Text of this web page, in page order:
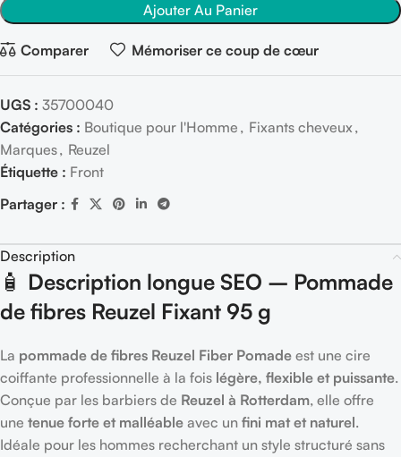
Ajouter Au Panier
Comparer Mémoriser ce coup de cœur
UGS : 35700040
Catégories : Boutique pour l'Homme , Fixants cheveux,
Marques, Reuzel
Étiquette : Front
Partager :
Description
🧴 Description longue SEO – Pommade
de fibres Reuzel Fixant 95 g
La pommade de fibres Reuzel Fiber Pomade est une cire
coiffante professionnelle à la fois légère, flexible et puissante.
Conçue par les barbiers de Reuzel à Rotterdam, elle offre
une tenue forte et malléable avec un fini mat et naturel.
Idéale pour les hommes recherchant un style structuré sans